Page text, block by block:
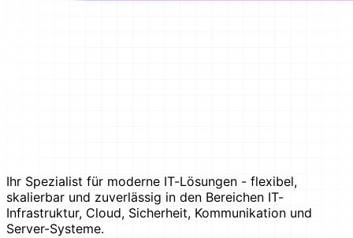
Ihr Spezialist für moderne IT-Lösungen - flexibel,
skalierbar und zuverlässig in den Bereichen IT-
Infrastruktur, Cloud, Sicherheit, Kommunikation und
Server-Systeme.